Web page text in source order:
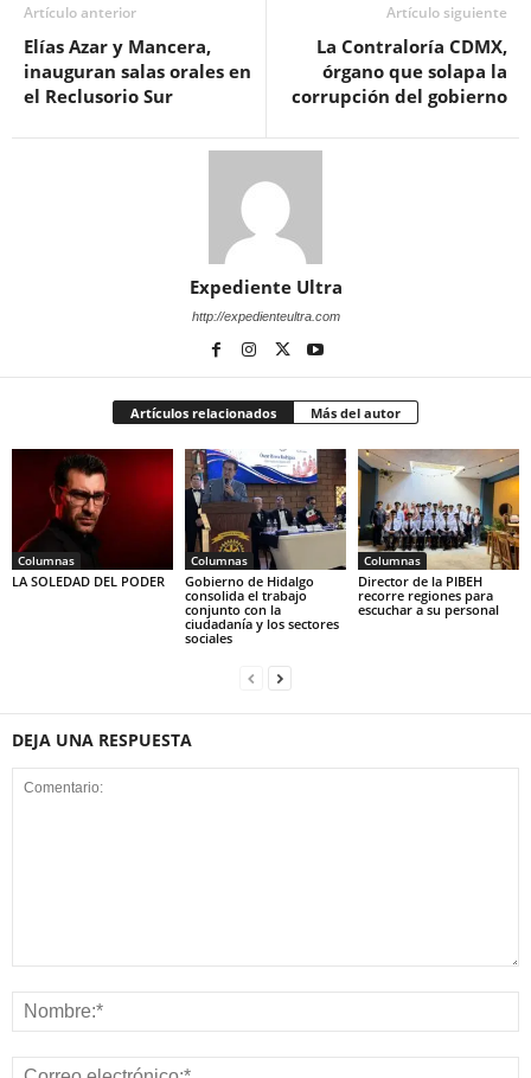
Artículo anterior
Elías Azar y Mancera,
inauguran salas orales en
el Reclusorio Sur
Artículo siguiente
La Contraloría CDMX,
órgano que solapa la
corrupción del gobierno
Expediente Ultra
http://expedienteultra.com
Artículos relacionados Más del autor
Columnas
LA SOLEDAD DEL PODER
Columnas
Gobierno de Hidalgo
consolida el trabajo
conjunto con la
ciudadanía y los sectores
sociales
Columnas
Director de la PIBEH
recorre regiones para
escuchar a su personal
DEJA UNA RESPUESTA